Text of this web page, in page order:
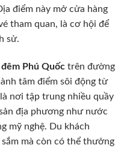
điểm này mở cửa hàng
tham quan, là cơ hội để
sử.
Phú Quốc trên đường
tâm điểm sôi động từ
nơi tập trung nhiều quầy
địa phương như nước
mỹ nghệ. Du khách
mà còn có thể thưởng